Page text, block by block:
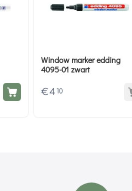
Window marker edding
4095-01 zwart
€4 10